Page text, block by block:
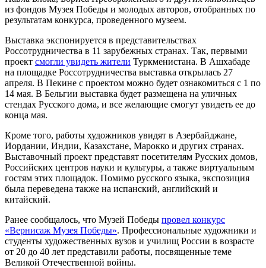
из фондов Музея Победы и молодых авторов, отобранных по
результатам конкурса, проведенного музеем.
Выставка экспонируется в представительствах
Россотрудничества в 11 зарубежных странах. Так, первыми
проект смогли увидеть жители Туркменистана. В Ашхабаде
на площадке Россотрудничества выставка открылась 27
апреля. В Пекине с проектом можно будет ознакомиться с 1 по
14 мая. В Бельгии выставка будет размещена на уличных
стендах Русского дома, и все желающие смогут увидеть ее до
конца мая.
Кроме того, работы художников увидят в Азербайджане,
Иордании, Индии, Казахстане, Марокко и других странах.
Выставочный проект представят посетителям Русских домов,
Российских центров науки и культуры, а также виртуальным
гостям этих площадок. Помимо русского языка, экспозиция
была переведена также на испанский, английский и
китайский.
Ранее сообщалось, что Музей Победы провел конкурс
«Вернисаж Музея Победы». Профессиональные художники и
студенты художественных вузов и училищ России в возрасте
от 20 до 40 лет представили работы, посвященные теме
Великой Отечественной войны.